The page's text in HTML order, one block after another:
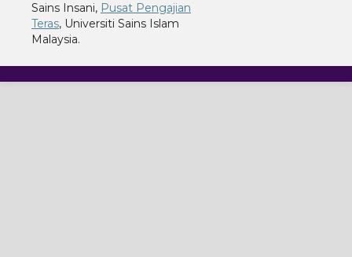
Sains Insani, Pusat Pengajian
Teras, Universiti Sains Islam
Malaysia.